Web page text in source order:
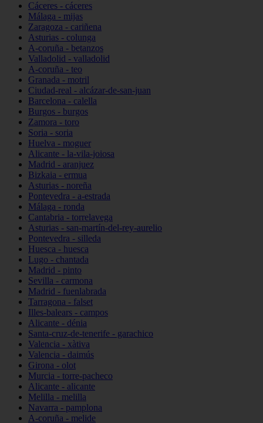
Cáceres - cáceres
Málaga - mijas
Zaragoza - cariñena
Asturias - colunga
A-coruña - betanzos
Valladolid - valladolid
A-coruña - teo
Granada - motril
Ciudad-real - alcázar-de-san-juan
Barcelona - calella
Burgos - burgos
Zamora - toro
Soria - soria
Huelva - moguer
Alicante - la-vila-joiosa
Madrid - aranjuez
Bizkaia - ermua
Asturias - noreña
Pontevedra - a-estrada
Málaga - ronda
Cantabria - torrelavega
Asturias - san-martín-del-rey-aurelio
Pontevedra - silleda
Huesca - huesca
Lugo - chantada
Madrid - pinto
Sevilla - carmona
Madrid - fuenlabrada
Tarragona - falset
Illes-balears - campos
Alicante - dénia
Santa-cruz-de-tenerife - garachico
Valencia - xàtiva
Valencia - daimús
Girona - olot
Murcia - torre-pacheco
Alicante - alicante
Melilla - melilla
Navarra - pamplona
A-coruña - melide